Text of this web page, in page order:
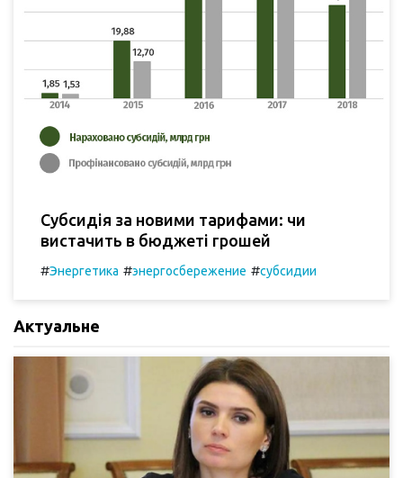
Субсидія за новими тарифами: чи
вистачить в бюджеті грошей
#Энергетика #энергосбережение #субсидии
Актуальне